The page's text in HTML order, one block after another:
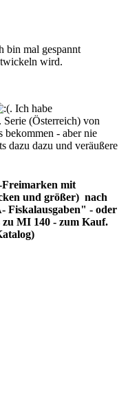
bin mal gespannt
wird.
. Ich habe
Serie (Österreich) von
bekommen - aber nie
dazu dazu und veräußere
Freimarken mit
und größer) nach
Fiskalausgaben" - oder
MI 140 - zum Kauf.